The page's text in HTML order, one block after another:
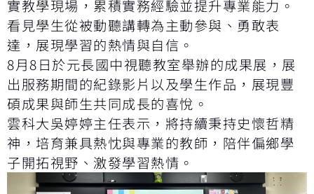
實教學現場，累積實務經驗並提升專業能力。
看見學生從被動聽講轉為主動參與、勇敢表
達，展現學習的熱情與自信。
8月8日於元長國中視聽教室舉辦的成果展，展
出服務期間的紀錄影片以及學生作品，展現豐
碩成果與師生共同成長的喜悅。
雲科大吳婷婷主任表示，將持續秉持史懷哲精
神，培育兼具熱忱與專業的教師，陪伴偏鄉學
子開拓視野、激發學習熱情。